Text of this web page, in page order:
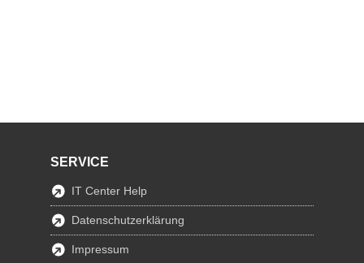
SERVICE
IT Center Help
Datenschutzerklärung
Impressum